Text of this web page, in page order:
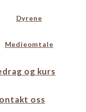
Dyrene
Medieomtale
og kurs
oss